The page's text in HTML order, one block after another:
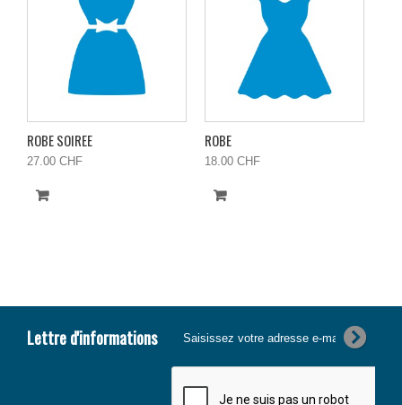
ROBE SOIREE
27.00 CHF
Ajouter
ROBE
18.00 CHF
Ajouter
Lettre d'informations